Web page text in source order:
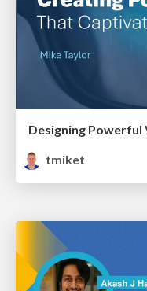
Designing Powerful
tmiket